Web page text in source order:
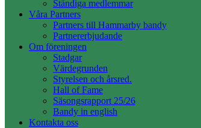
Ständiga medlemmar
Våra Partners
Partners till Hammarby bandy
Partnererbjudande
Om föreningen
Stadgar
Värdegrunden
Styrelsen och årsred.
Hall of Fame
Säsongsrapport 25/26
Bandy in english
Kontakta oss